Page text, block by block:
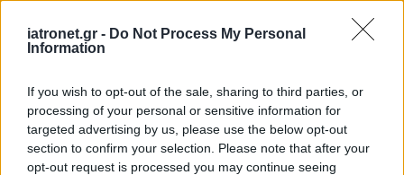
iatronet.gr - Do Not Process My Personal
Information
If you wish to opt-out of the sale, sharing to third parties, or
processing of your personal or sensitive information for
targeted advertising by us, please use the below opt-out
section to confirm your selection. Please note that after your
opt-out request is processed you may continue seeing